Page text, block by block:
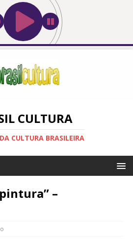
CULTURA
CULTURA BRASILEIRA
–